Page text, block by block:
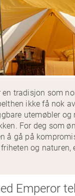
en tradisjon som
ikke få nok av
utemøbler
For deg som
å gå på
og naturen,
Emperor